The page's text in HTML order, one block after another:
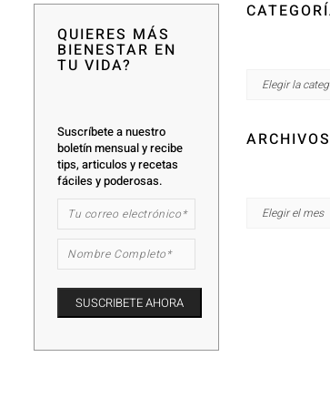
QUIERES MÁS
BIENESTAR EN
TU VIDA?
Suscríbete a nuestro
boletín mensual y recibe
tips, articulos y recetas
fáciles y poderosas.
ARCHIVOS